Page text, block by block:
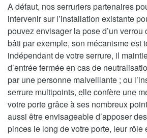
A défaut, nos serruriers partenaires
intervenir sur l’installation existante
pouvez envisager la pose d’un verrou
bâti par exemple, son mécanisme est
indépendant de votre serrure, il
d’entrée fermée en cas de
par une personne malveillante ; ou
serrure multipoints, elle confère une
votre porte grâce à ses nombreux
aussi être envisageable d’apposer
pinces le long de votre porte, leur rôle